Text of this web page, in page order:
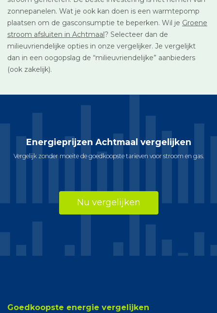
zonnepanelen. Wat je ook kan doen is een warmtepomp
plaatsen om de gasconsumptie te beperken. Wil je Groene
stroom afsluiten in Achtmaal? Selecteer dan de
milieuvriendelijke opties in onze vergelijker. Je vergelijkt
dan in een oogopslag de “milieuvriendelijke” aanbieders
(ook zakelijk).
Energieprijzen Achtmaal vergelijken
Vergelijk zonder moeite de goedkoopste tarieven voor stroom en gas.
Nu vergelijken
Goedkoopste energie vergelijken